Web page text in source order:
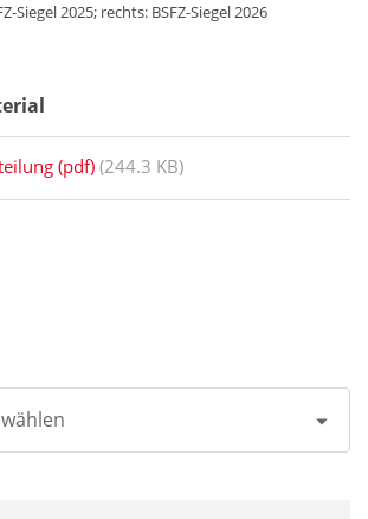
Siegel 2025; rechts: BSFZ-Siegel 2026
(pdf) (244.3 KB)